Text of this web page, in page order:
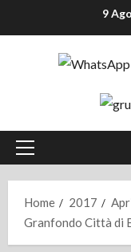
al
9
Menu
Home
2017
Granfondo Città di